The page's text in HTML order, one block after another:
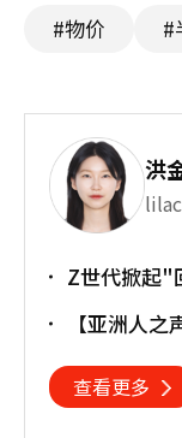
#物价 #
洪
Z世代掀起"
【亚洲人
查看更多